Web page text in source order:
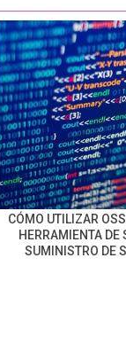
CÓMO UTILIZAR
HERRAMIENTA DE
SUMINISTRO DE